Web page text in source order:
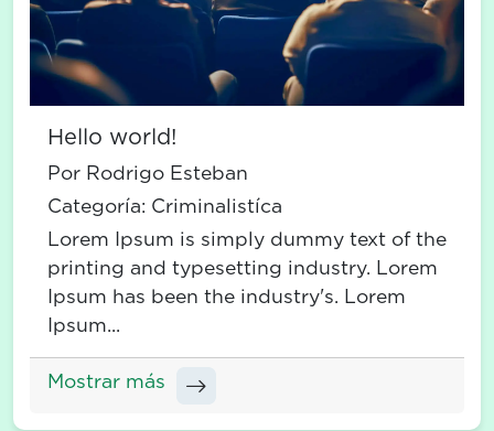
Hello world!
Por Rodrigo Esteban
Categoría: Criminalistíca
Lorem Ipsum is simply dummy text of the
printing and typesetting industry. Lorem
Ipsum has been the industry's. Lorem
Ipsum...
Mostrar más